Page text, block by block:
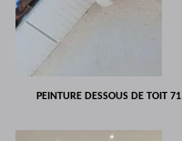
PEINTURE DESSOUS DE TOIT 71